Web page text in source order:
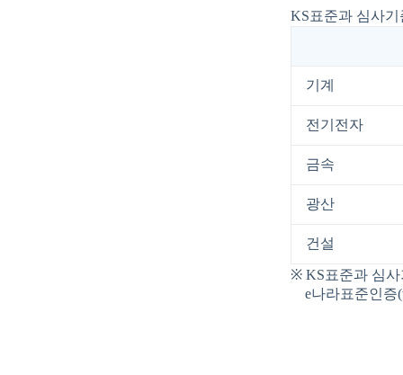
KS표준과 심사
기계
전기전자
금속
광산
건설
※ KS표준과 심
e나라표준인증